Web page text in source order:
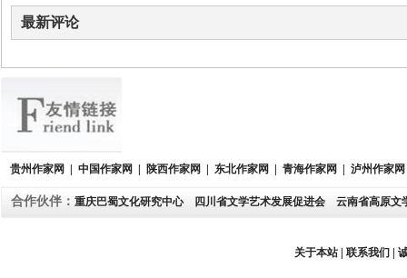
最新评论
贵州作家网 | 中国作家网 | 陕西作家网 | 东北作家网 | 青海作家网 | 泸州作家网
合作伙伴： 重庆巴蜀文化研究中心 四川省文学艺术发展促进会 云南省高原文
关于本站| 联系我们|